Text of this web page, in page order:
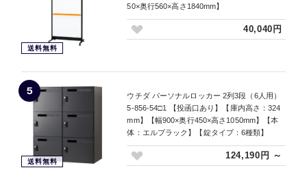
送料無料
50×奥行560×高さ1840mm】
40,040円
5
送料無料
ウチダ パーソナルロッカー 2列3段（6人用）
5-856-54□1 【投函口あり】【庫内高さ：324
mm】【幅900×奥行450×高さ1050mm】【本
体：エルブラック】【錠タイプ：6種類】
124,190円 ～